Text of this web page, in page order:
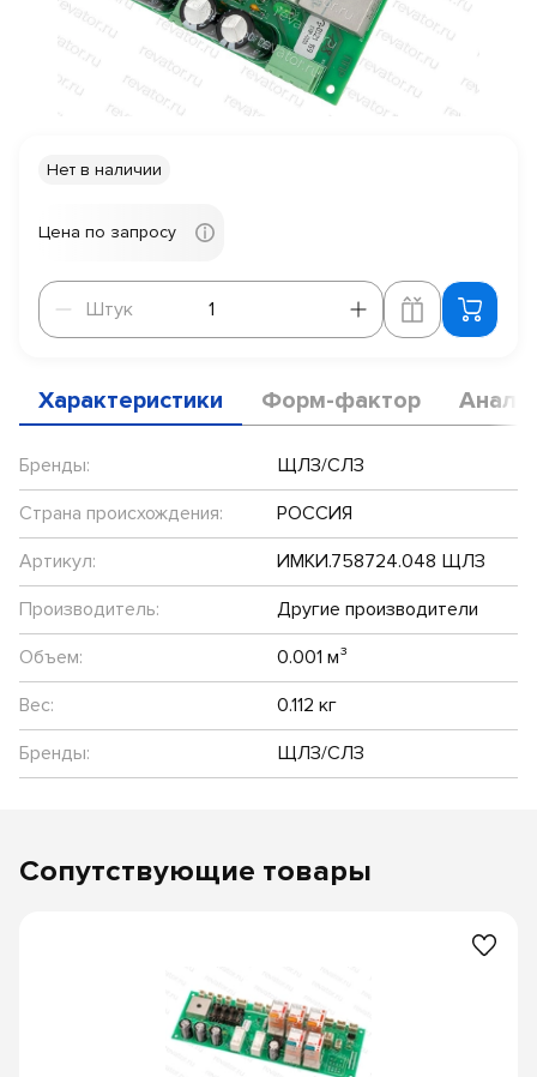
Нет в наличии
Цена по запросу
Штук
Штук
Характеристики Форм-фактор
Бренды:
ЩЛЗ/СЛЗ
Страна происхождения:
РОССИЯ
Артикул:
ИМКИ.758724.048 ЩЛЗ
Производитель:
Другие производители
Объем:
0.001 м³
Вес:
0.112 кг
Бренды:
ЩЛЗ/СЛЗ
Сопутствующие товары